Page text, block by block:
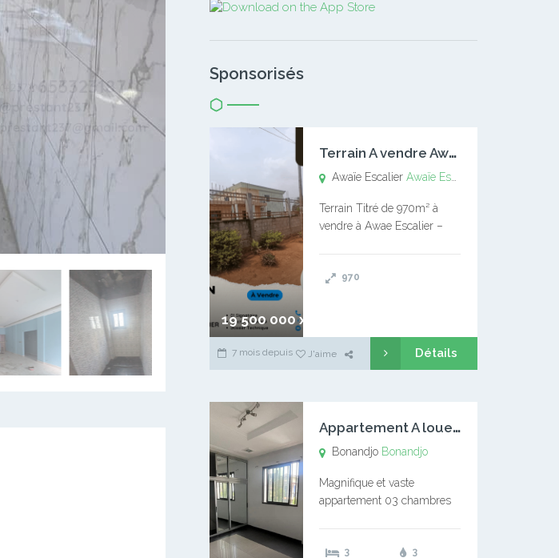
Sponsorisés
19 500 000 xaf
T
errain A vendre Awaïe Escalier
Awaïe EscalierAwaïe Escalier
Terrain Titré de 970m² à
vendre à Awae Escalier –
l’Université Catholique –
970
7 mois depuis J'aime Détails
A
ppartement A louer Bonandjo
Bonandjo Bonandjo
Magnifique et vaste
appartement 03 chambres
douches 01 vaste salon 01
3
3